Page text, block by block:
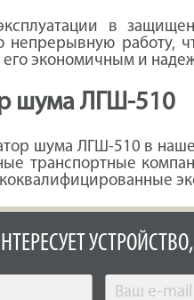
в
непрерывную
экономичным и
шума ЛГШ-510
шума ЛГШ-510 в
транспортные